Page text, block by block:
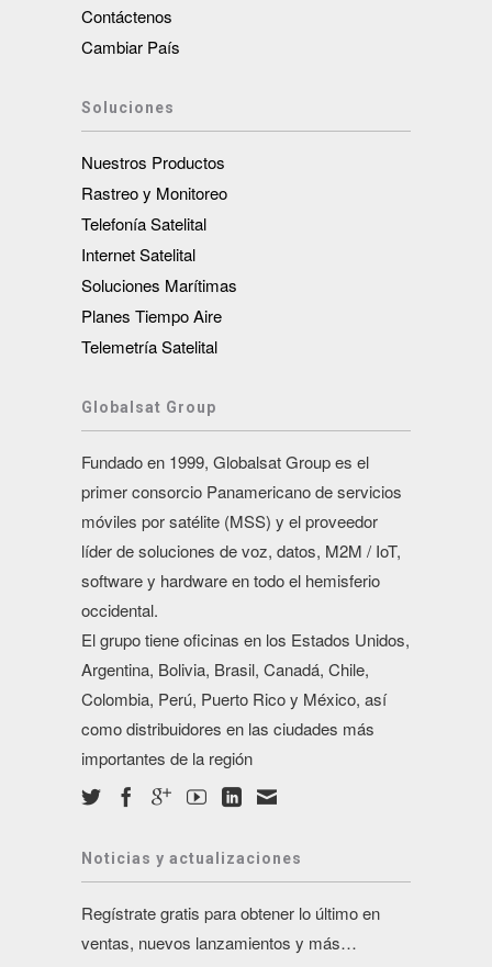
Contáctenos
Cambiar País
Soluciones
Nuestros Productos
Rastreo y Monitoreo
Telefonía Satelital
Internet Satelital
Soluciones Marítimas
Planes Tiempo Aire
Telemetría Satelital
Globalsat Group
Fundado en 1999, Globalsat Group es el
primer consorcio Panamericano de servicios
móviles por satélite (MSS) y el proveedor
líder de soluciones de voz, datos, M2M / IoT,
software y hardware en todo el hemisferio
occidental.
El grupo tiene oficinas en los Estados Unidos,
Argentina, Bolivia, Brasil, Canadá, Chile,
Colombia, Perú, Puerto Rico y México, así
como distribuidores en las ciudades más
importantes de la región
Noticias y actualizaciones
Regístrate gratis para obtener lo último en
ventas, nuevos lanzamientos y más…